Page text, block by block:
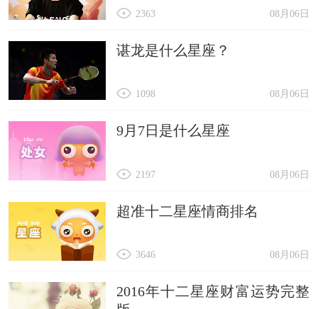
08月06日
2363
谌龙是什么星座？
08月06日
1098
9月7日是什么星座
08月06日
2197
超准十二星座情商排名
08月06日
3646
2016年十二星座财富运势完整